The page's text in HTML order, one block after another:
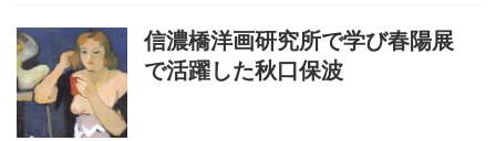
信濃橋洋画研究所で学び春陽展
で活躍した秋口保波